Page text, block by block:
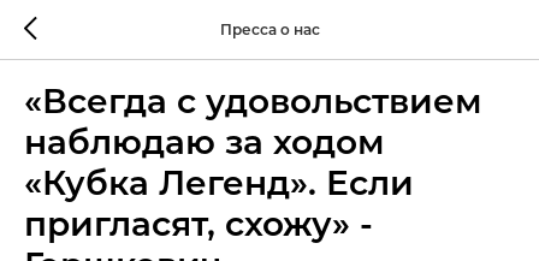
Пресса о нас
«Всегда с удовольствием
наблюдаю за ходом
«Кубка Легенд». Если
пригласят, схожу» -